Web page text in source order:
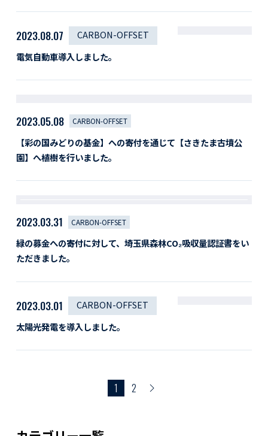
2023.08.07
CARBON-OFFSET
電気自動車導入しました。
2023.05.08 CARBON-OFFSET
【彩の国みどりの基金】への寄付を通じて【さきたま古墳公
園】へ植樹を行いました。
2023.03.31 CARBON-OFFSET
緑の募金への寄付に対して、埼玉県森林CO₂吸収量認証書をい
ただきました。
2023.03.01
CARBON-OFFSET
太陽光発電を導入しました。
1 2